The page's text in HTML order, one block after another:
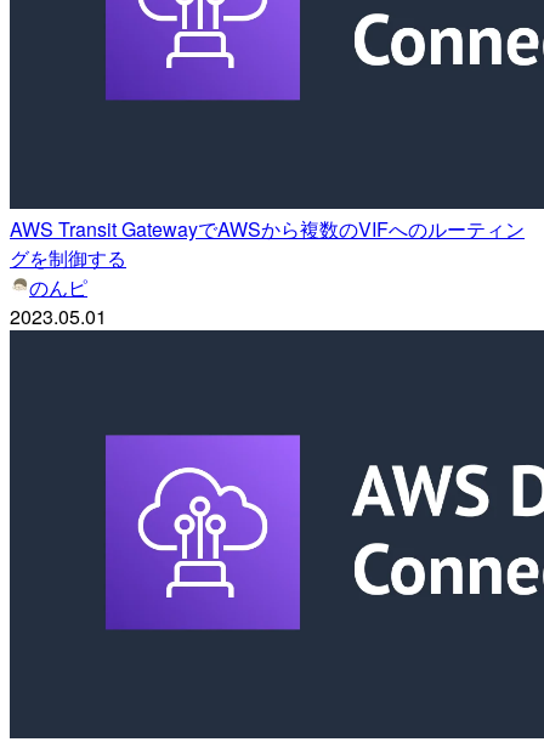
AWS Transit GatewayでAWSから複数のVIFへのルーティン
グを制御する
のんピ
2023.05.01